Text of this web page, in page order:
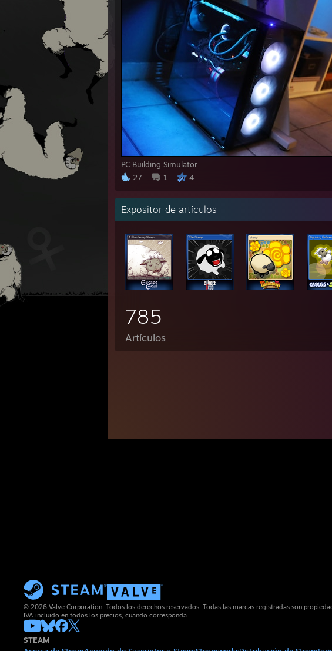
PC Building Simulator
27
1 4
Expositor de artículos
785
Artículos
© 2026 Valve Corporation. Todos los derechos reservados. Todas las marcas registradas son
IVA incluido en todos los precios, cuando corresponda.
STEAM